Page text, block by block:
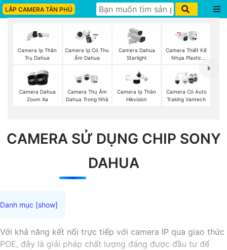
LẮP CAMERA TÂN PHÚ
Camera Ip Thân
Trụ Dahua
Camera Ip Có Thu
Ậm Dahua
Camera Dahua
Starlight
Camera Thiết Kế
Nhựa Plastic
Camera Dahua
Zoom Xa
Camera Thu Âm
Dahua Trong Nhà
Camera Ip Thân
Hikvision
Camera Có Auto
Traking Vantech
CAMERA SỬ DỤNG CHIP SONY
DAHUA
Với khả năng kết nối trực tiếp với camera IP qua giao thức
POE, đây là giải pháp chất lượng đáng được đầu tư để